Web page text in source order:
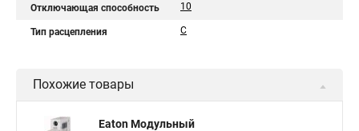
Отключающая способность 10
Тип расцепления C
Похожие товары
Eaton Модульный